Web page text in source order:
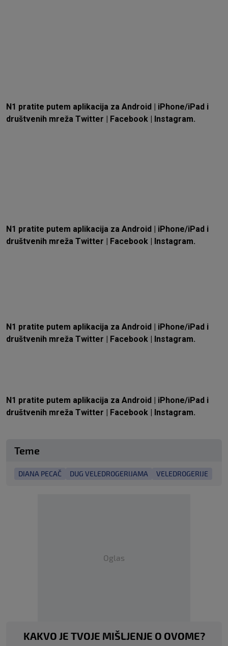
N1 pratite putem aplikacija za Android iPhone/iPad i
društvenih mreža Twitter Facebook Instagram.
N1 pratite putem aplikacija za Android iPhone/iPad i
društvenih mreža Twitter Facebook Instagram.
N1 pratite putem aplikacija za Android iPhone/iPad i
društvenih mreža Twitter Facebook Instagram.
N1 pratite putem aplikacija za Android iPhone/iPad i
društvenih mreža Twitter Facebook Instagram.
Teme
DIANA PECAČ DUG VELEDROGERIJAMA VELEDROGERIJE
Oglas
KAKVO JE TVOJE MIŠLJENJE O OVOME?